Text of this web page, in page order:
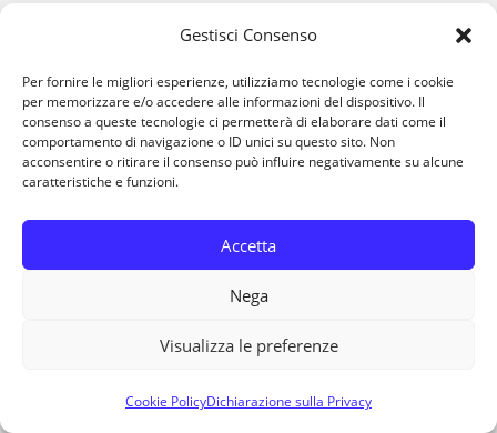
Gestisci Consenso
Per fornire le migliori esperienze, utilizziamo tecnologie come i cookie
per memorizzare e/o accedere alle informazioni del dispositivo. Il
consenso a queste tecnologie ci permetterà di elaborare dati come il
comportamento di navigazione o ID unici su questo sito. Non
acconsentire o ritirare il consenso può influire negativamente su alcune
caratteristiche e funzioni.
Accetta
Nega
Visualizza le preferenze
Cookie PolicyDichiarazione sulla Privacy
Contatti
Albertoadmin@viaggichesogni.com
patgreco@viaggichesogni.com
Alcuni link presenti sul sito possono generare